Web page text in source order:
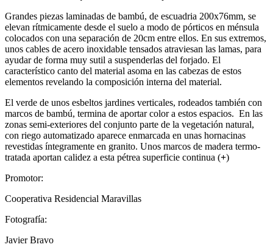
Grandes piezas laminadas de bambú, de escuadria 200x76mm, se
elevan rítmicamente desde el suelo a modo de pórticos en ménsula
colocados con una separación de 20cm entre ellos. En sus extremos,
unos cables de acero inoxidable tensados atraviesan las lamas, para
ayudar de forma muy sutil a suspenderlas del forjado. El
característico canto del material asoma en las cabezas de estos
elementos revelando la composición interna del material.
El verde de unos esbeltos jardines verticales, rodeados también con
marcos de bambú, termina de aportar color a estos espacios. En las
zonas semi-exteriores del conjunto parte de la vegetación natural,
con riego automatizado aparece enmarcada en unas hornacinas
revestidas íntegramente en granito. Unos marcos de madera termo-
tratada aportan calidez a esta pétrea superficie continua (+)
Promotor:
Cooperativa Residencial Maravillas
Fotografía:
Javier Bravo